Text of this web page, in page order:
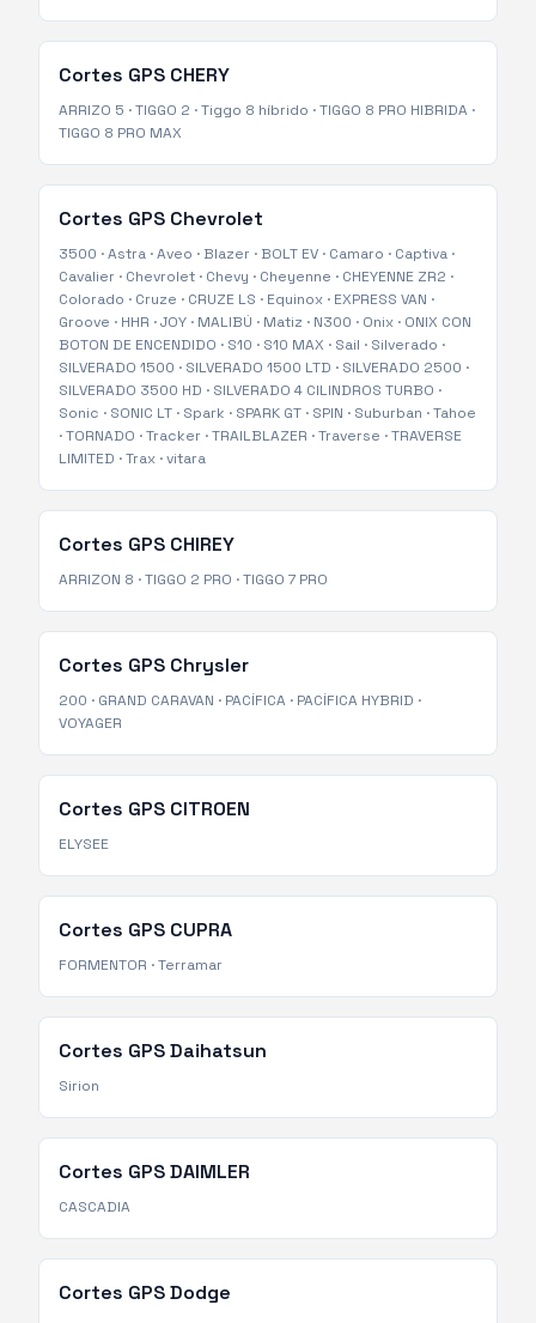
Cortes GPS CHERY
ARRIZO 5 ·TIGGO 2 ·Tiggo 8 híbrido ·TIGGO 8 PRO HIBRIDA ·
TIGGO 8 PRO MAX
Cortes GPS Chevrolet
3500 ·Astra ·Aveo · Blazer · BOLT EV · Camaro · Captiva ·
Cavalier · Chevrolet · Chevy · Cheyenne · CHEYENNE ZR2 ·
Colorado · Cruze · CRUZE LS · Equinox · EXPRESS VAN ·
Groove · HHR ·JOY · MALIBÚ · Matiz · N300 · Onix · ONIX CON
BOTON DE ENCENDIDO · S10 · S10 MAX · Sail · Silverado ·
SILVERADO 1500 · SILVERADO 1500 LTD · SILVERADO 2500 ·
SILVERADO 3500 HD · SILVERADO 4 CILINDROS TURBO ·
Sonic · SONIC LT · Spark · SPARK GT · SPIN · Suburban ·Tahoe
·TORNADO ·Tracker ·TRAILBLAZER ·Traverse ·TRAVERSE
LIMITED ·Trax ·vitara
Cortes GPS CHIREY
ARRIZON 8 ·TIGGO 2 PRO ·TIGGO 7 PRO
Cortes GPS Chrysler
200 · GRAND CARAVAN · PACÍFICA · PACÍFICA HYBRID ·
VOYAGER
Cortes GPS CITROEN
ELYSEE
Cortes GPS CUPRA
FORMENTOR ·Terramar
Cortes GPSDaihatsun
Sirion
Cortes GPSDAIMLER
CASCADIA
Cortes GPSDodge